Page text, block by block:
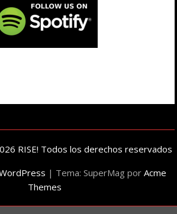
RISE! Todos los derechos reservados
| Tema: SuperMag por Acme
Themes